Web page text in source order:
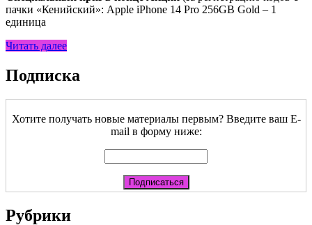
пачки «Кенийский»: Apple iPhone 14 Pro 256GB Gold – 1
единица
Читать далее
Подписка
Хотите получать новые материалы первым? Введите ваш E-
mail в форму ниже:
Рубрики